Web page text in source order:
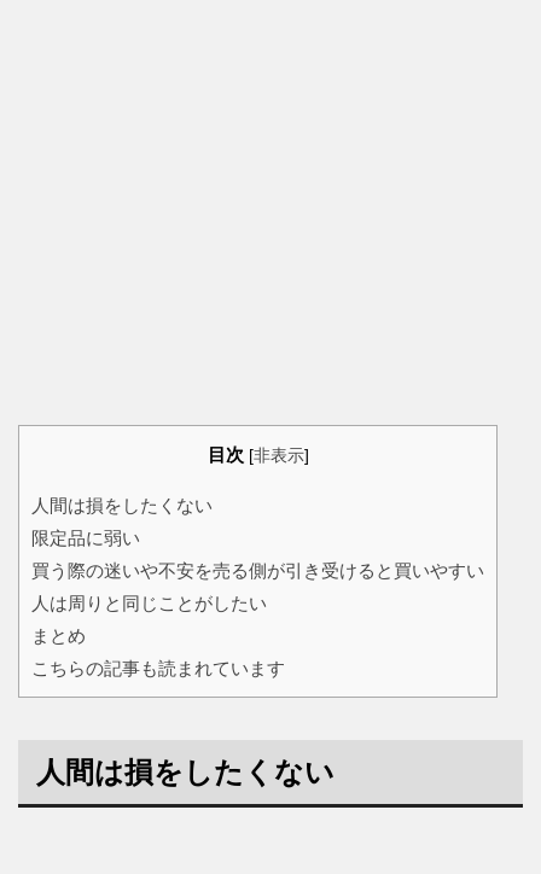
目次 [非表示]
人間は損をしたくない
限定品に弱い
買う際の迷いや不安を売る側が引き受けると買いやすい
人は周りと同じことがしたい
まとめ
こちらの記事も読まれています
人間は損をしたくない